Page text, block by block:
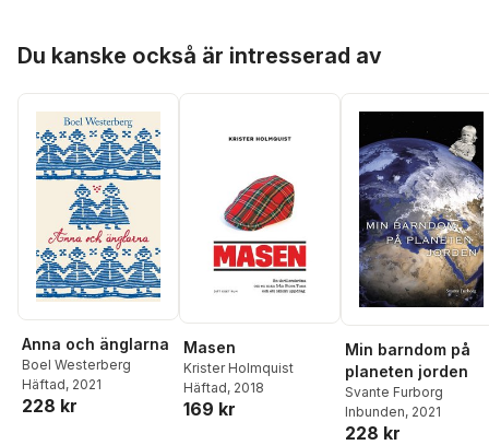
Du kanske också är intresserad av
Anna och änglarna
Boel Westerberg
Häftad, 2021
228 kr
Masen
Krister Holmquist
Häftad, 2018
169 kr
Min barndom på
planeten jorden
Svante Furborg
Inbunden, 2021
228 kr